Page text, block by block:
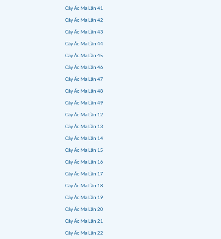
Cây Ác Ma Lần 41
Cây Ác Ma Lần 42
Cây Ác Ma Lần 43
Cây Ác Ma Lần 44
Cây Ác Ma Lần 45
Cây Ác Ma Lần 46
Cây Ác Ma Lần 47
Cây Ác Ma Lần 48
Cây Ác Ma Lần 49
Cây Ác Ma Lần 12
Cây Ác Ma Lần 13
Cây Ác Ma Lần 14
Cây Ác Ma Lần 15
Cây Ác Ma Lần 16
Cây Ác Ma Lần 17
Cây Ác Ma Lần 18
Cây Ác Ma Lần 19
Cây Ác Ma Lần 20
Cây Ác Ma Lần 21
Cây Ác Ma Lần 22